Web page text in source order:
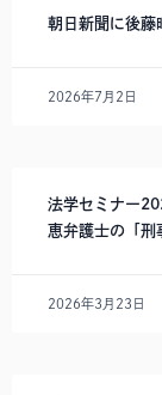
朝日新聞に後藤
2026年7月2日
法学セミナー
恵弁護士の「刑
2026年3月23日